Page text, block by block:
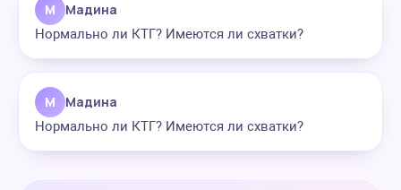
М Мадина
Нормально ли КТГ? Имеются ли схватки?
М Мадина
Нормально ли КТГ? Имеются ли схватки?